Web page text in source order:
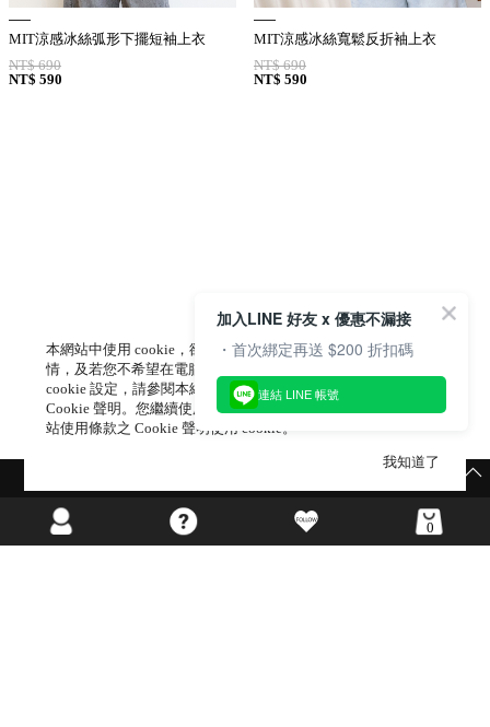
MIT涼感冰絲弧形下擺短袖上衣
NT$ 690
NT$ 590
MIT涼感冰絲寬鬆反折袖上衣
NT$ 690
NT$ 590
本網站中使用 cookie，欲查詢有關本網站使用 cookie 方式之詳
情，及若您不希望在電腦上使用 cookie 時應如何變更電腦的
cookie 設定，請參閱本網站「隱私權及網站使用條款
Cookie 聲明。您繼續使用本網站即表示您同意本公司得按本網
站使用條款之 Cookie 聲明使用 cookie。
我知道了
0
加入LINE 好友 x 優惠不漏接
・首次綁定再送 $200 折扣碼
連結 LINE 帳號